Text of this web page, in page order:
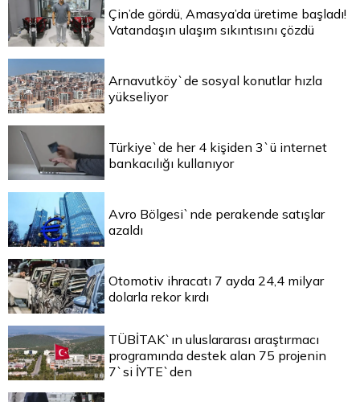
Çin’de gördü, Amasya’da üretime başladı!
Vatandaşın ulaşım sıkıntısını çözdü
Arnavutköy`de sosyal konutlar hızla
yükseliyor
Türkiye`de her 4 kişiden 3`ü internet
bankacılığı kullanıyor
Avro Bölgesi`nde perakende satışlar
azaldı
Otomotiv ihracatı 7 ayda 24,4 milyar
dolarla rekor kırdı
TÜBİTAK`ın uluslararası araştırmacı
programında destek alan 75 projenin
7`si İYTE`den